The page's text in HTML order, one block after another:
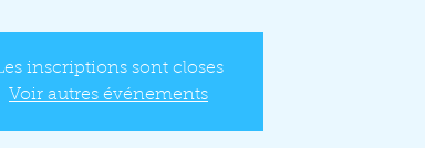
inscriptions sont closes
Voir autres événements